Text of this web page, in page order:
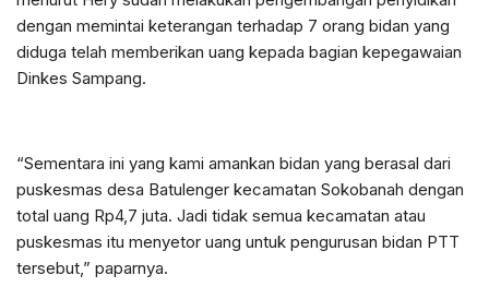
dengan memintai keterangan terhadap 7 orang bidan yang
diduga telah memberikan uang kepada bagian kepegawaian
Dinkes Sampang.
“Sementara ini yang kami amankan bidan yang berasal dari
puskesmas desa Batulenger kecamatan Sokobanah dengan
total uang Rp4,7 juta. Jadi tidak semua kecamatan atau
puskesmas itu menyetor uang untuk pengurusan bidan PTT
tersebut,” paparnya.